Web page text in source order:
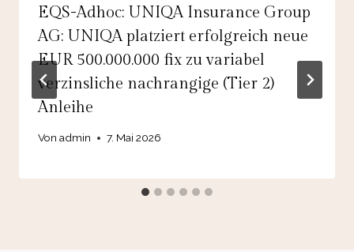
EQS-Adhoc: UNIQA Insurance Group
AG: UNIQA platziert erfolgreich neue
EUR 500.000.000 fix zu variabel
verzinsliche nachrangige (Tier 2)
Anleihe
Von admin 7. Mai 2026